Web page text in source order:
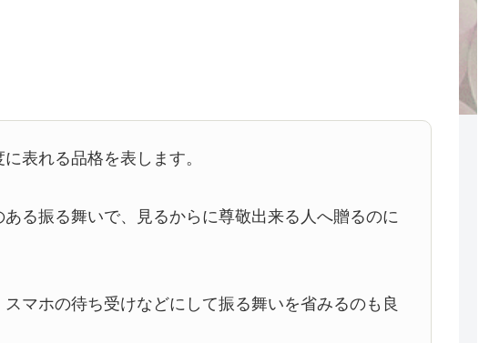
表れる品格を表します。
る振る舞いで、見るからに尊敬出来る人へ贈るのに
マホの待ち受けなどにして振る舞いを省みるのも良